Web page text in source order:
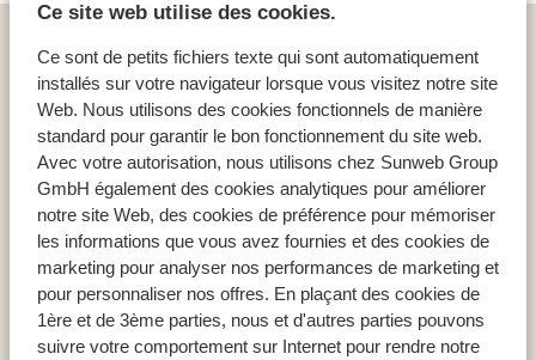
Ce site web utilise des cookies.
Ce sont de petits fichiers texte qui sont automatiquement
installés sur votre navigateur lorsque vous visitez notre site
Web. Nous utilisons des cookies fonctionnels de manière
standard pour garantir le bon fonctionnement du site web.
Avec votre autorisation, nous utilisons chez Sunweb Group
GmbH également des cookies analytiques pour améliorer
notre site Web, des cookies de préférence pour mémoriser
les informations que vous avez fournies et des cookies de
marketing pour analyser nos performances de marketing et
pour personnaliser nos offres. En plaçant des cookies de
1ère et de 3ème parties, nous et d'autres parties pouvons
suivre votre comportement sur Internet pour rendre notre
Nea Moudania - Kassandra
Hôtel Ikos Oceania
Pays populaires
Espagne
Égypte
Tunisie